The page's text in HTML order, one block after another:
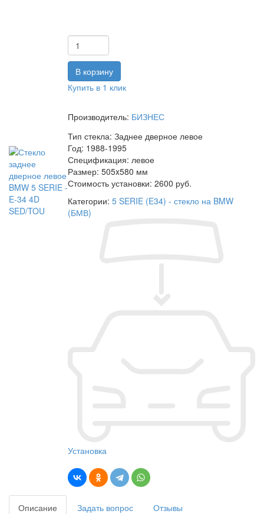
Купить в 1 клик
Производитель: БИЗНЕС
Тип стекла: Заднее дверное левое
Год: 1988-1995
Спецификация: левое
Размер: 505x580 мм
Стоимость установки: 2600 руб.
Категории: 5 SERIE (E34) - стекло на BMW
(БМВ)
Установка
Описание Задать вопрос Отзывы